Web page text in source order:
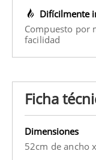
Difícilmente
Compuesto por
facilidad
Ficha
Dimensiones
52cm de ancho